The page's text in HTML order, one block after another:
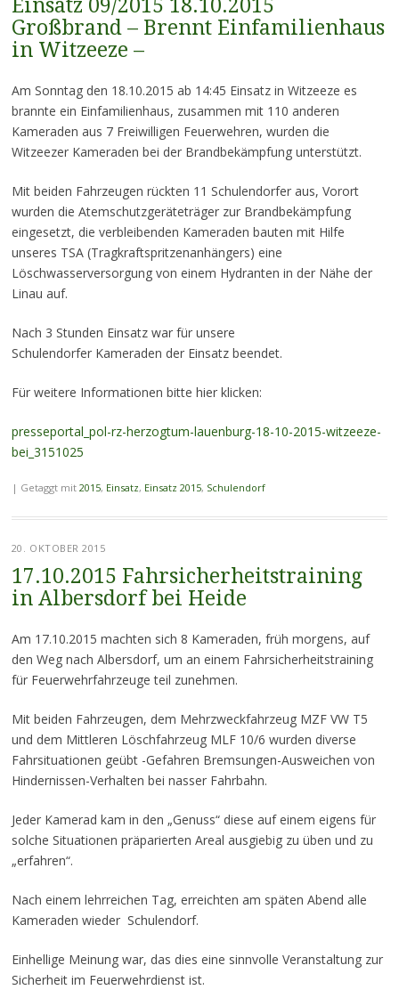
Einsatz 09/2015 18.10.2015
Großbrand – Brennt Einfamilienhaus
in Witzeeze –
Am Sonntag den 18.10.2015 ab 14:45 Einsatz in Witzeeze es
brannte ein Einfamilienhaus, zusammen mit 110 anderen
Kameraden aus 7 Freiwilligen Feuerwehren, wurden die
Witzeezer Kameraden bei der Brandbekämpfung unterstützt.
Mit beiden Fahrzeugen rückten 11 Schulendorfer aus, Vorort
wurden die Atemschutzgeräteträger zur Brandbekämpfung
eingesetzt, die verbleibenden Kameraden bauten mit Hilfe
unseres TSA (Tragkraftspritzenanhängers) eine
Löschwasserversorgung von einem Hydranten in der Nähe der
Linau auf.
Nach 3 Stunden Einsatz war für unsere
Schulendorfer Kameraden der Einsatz beendet.
Für weitere Informationen bitte hier klicken:
presseportal_pol-rz-herzogtum-lauenburg-18-10-2015-witzeeze-
bei_3151025
| Getaggt mit 2015, Einsatz, Einsatz 2015, Schulendorf
20. OKTOBER 2015
17.10.2015 Fahrsicherheitstraining
in Albersdorf bei Heide
Am 17.10.2015 machten sich 8 Kameraden, früh morgens, auf
den Weg nach Albersdorf, um an einem Fahrsicherheitstraining
für Feuerwehrfahrzeuge teil zunehmen.
Mit beiden Fahrzeugen, dem Mehrzweckfahrzeug MZF VW T5
und dem Mittleren Löschfahrzeug MLF 10/6 wurden diverse
Fahrsituationen geübt -Gefahren Bremsungen-Ausweichen von
Hindernissen-Verhalten bei nasser Fahrbahn.
Jeder Kamerad kam in den „Genuss“ diese auf einem eigens für
solche Situationen präparierten Areal ausgiebig zu üben und zu
„erfahren“.
Nach einem lehrreichen Tag, erreichten am späten Abend alle
Kameraden wieder Schulendorf.
Einhellige Meinung war, das dies eine sinnvolle Veranstaltung zur
Sicherheit im Feuerwehrdienst ist.